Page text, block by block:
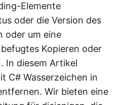
Elemente
oder die Version des
oder um eine
Kopieren oder
In diesem Artikel
C# Wasserzeichen in
Wir bieten eine